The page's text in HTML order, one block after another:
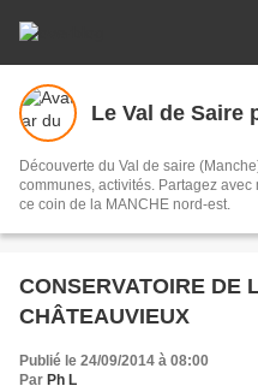
Le Val de Saire
Découverte du Val de saire
communes, activités. Partagez
ce coin de la MANCHE nord-est.
CONSERVATOIRE DE
CHÂTEAUVIEUX
Publié le 24/09/2014 à 08:00
Par Ph L